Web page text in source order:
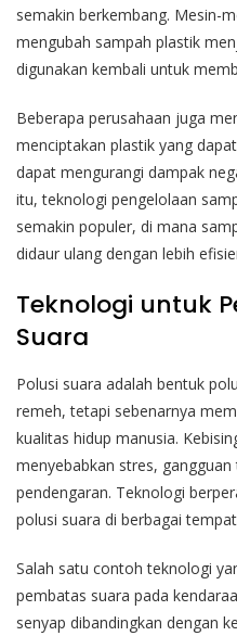
semakin berkembang. Mesin-
mengubah sampah plastik
digunakan kembali untuk
Beberapa perusahaan juga
menciptakan plastik yang
dapat mengurangi dampak
itu, teknologi pengelolaan
semakin populer, di mana
didaur ulang dengan lebih
Teknologi untuk
Suara
Polusi suara adalah bentuk
remeh, tetapi sebenarnya
kualitas hidup manusia.
menyebabkan stres,
pendengaran. Teknologi
polusi suara di berbagai
Salah satu contoh teknologi
pembatas suara pada
senyap dibandingkan dengan